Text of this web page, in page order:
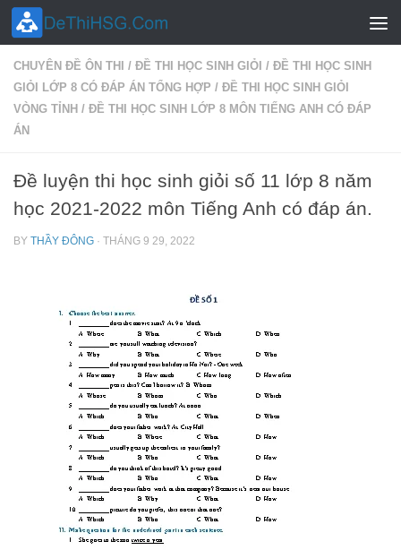
Skip to content
CHUYÊN ĐỀ ÔN THI / ĐỀ THI HỌC SINH GIỎI / ĐỀ THI HỌC SINH
GIỎI LỚP 8 CÓ ĐÁP ÁN TỔNG HỢP / ĐỀ THI HỌC SINH GIỎI
VÒNG TỈNH / ĐỀ THI HỌC SINH LỚP 8 MÔN TIẾNG ANH CÓ ĐÁP
ÁN
Đề luyện thi học sinh giỏi số 11 lớp 8 năm
học 2021-2022 môn Tiếng Anh có đáp án.
BY THẦY ĐÔNG · THÁNG 9 29, 2022